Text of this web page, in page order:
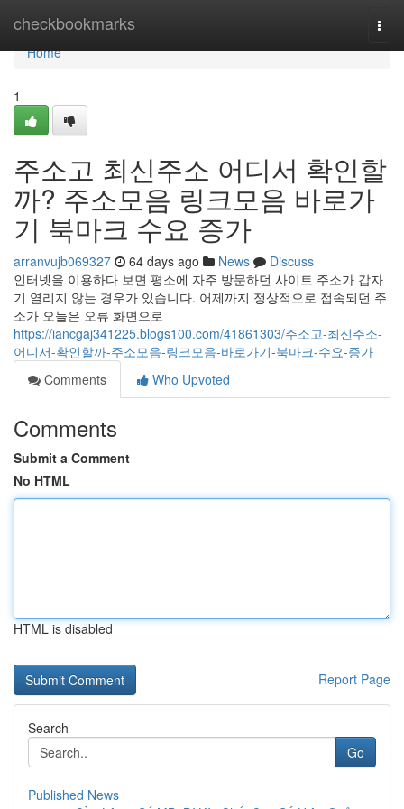
checkbookmarks
Home
Home
1
주소고 최신주소 어디서 확인할
까? 주소모음 링크모음 바로가
기 북마크 수요 증가
arranvujb069327 64 days ago News
Discuss
인터넷을 이용하다 보면 평소에 자주 방문하던 사이트 주소가 갑자
기 열리지 않는 경우가 있습니다. 어제까지 정상적으로 접속되던 주
소가 오늘은 오류 화면으로
https://iancgaj341225.blogs100.com/41861303/주소고-최신주소-
어디서-확인할까-주소모음-링크모음-바로가기-북마크-수요-증가
Comments
Who Upvoted
Comments
Submit a Comment
No HTML
HTML is disabled
Report Page
Search
Go
Published News